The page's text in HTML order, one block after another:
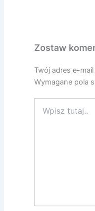
Zostaw
Twój adres e-
Wymagane pola
tutaj..